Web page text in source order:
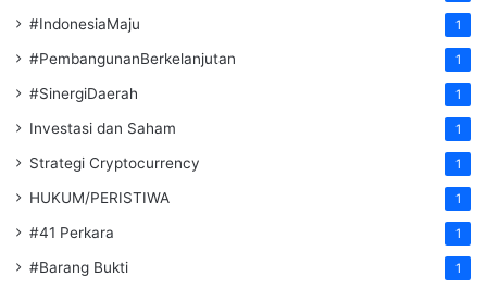
#IndonesiaMaju 1
#PembangunanBerkelanjutan 1
#SinergiDaerah 1
Investasi dan Saham 1
Strategi Cryptocurrency 1
HUKUM/PERISTIWA 1
#41 Perkara 1
#Barang Bukti 1